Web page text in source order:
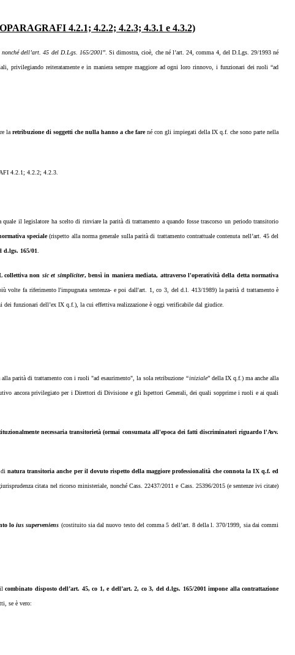
4.2.1; 4.2.2; 4.2.3; 4.3.1 e 4.3.2)
dell’art. 45 del D.Lgs. 165/2001”. Si dimostra, cioè, che né l’art. 24, comma 4, del D.Lgs. 29/1993 né
privilegiando reiteratamente e in maniera sempre maggiore ad ogni loro rinnovo, i funzionari dei ruoli “ad
la retribuzione di soggetti che nulla hanno a che farené con gli impiegati della IX q.f. che sono parte nella
4.2.1; 4.2.2; 4.2.3.
quale il legislatore ha scelto di rinviare la parità di trattamento a quando fosse trascorso un periodo transitorio
speciale(rispetto alla norma generale sulla parità di trattamento contrattuale contenuta nell’art. 45 del
d.lgs. 165/01
collettiva non sic et simpliciter, bensì in maniera mediata, attraverso l'operatività della detta normativa
volte fa riferimento l'impugnata sentenza- e poi dall'art. 1, co 3, del d.l. 413/1989) la parità d trattamento è
funzionari dell’ex IX q.f.), la cui effettiva realizzazione è oggi verificabile dal giudice.
alla parità di trattamento con i ruoli "ad esaurimento", la sola retribuzione“iniziale” della IX q.f.) ma anche alla
ancora privilegiato per i Direttori di Divisione e gli Ispettori Generali, dei quali sopprime i ruoli e ai quali
necessaria transitorietà (ormai consumata all'epoca dei fatti discriminatori riguardo l'Avv.
dinatura transitoria anche per il dovuto rispetto della maggiore professionalità che connota la IX q.f. ed
citata nel ricorso ministeriale, nonché Cass. 22437/2011 e Cass. 25396/2015 (e sentenze ivi citate)
loius superveniens (costituito sia dal nuovo testo del comma 5 dell’art. 8 della l. 370/1999, sia dai commi
ilcombinato disposto dell’art. 45, co 1, e dell’art. 2, co 3, del d.lgs. 165/2001 impone alla contrattazione
se è vero: